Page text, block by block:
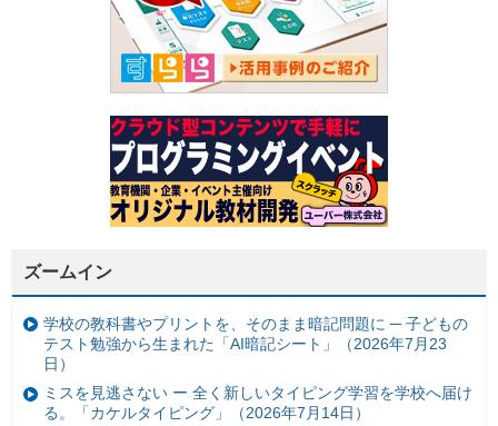
ズームイン
学校の教科書やプリントを、そのまま暗記問題に ─ 子どもの
テスト勉強から生まれた「AI暗記シート」（2026年7月23
日）
ミスを見逃さない ー 全く新しいタイピング学習を学校へ届け
る。「カケルタイピング」（2026年7月14日）